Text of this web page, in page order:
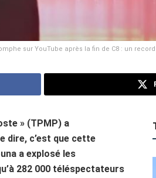
sur YouTube après la fin de C8 : un
» (TPMP) a
dire, c’est que cette
a explosé les
282 000 téléspectateurs